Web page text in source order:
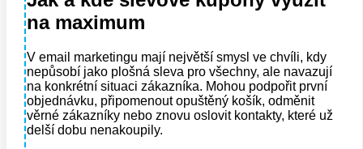
na maximum
V email marketingu mají největší smysl ve chvíli, kdy
nepůsobí jako plošná sleva pro všechny, ale navazují
na konkrétní situaci zákazníka. Mohou podpořit první
objednávku, připomenout opuštěný košík, odměnit
věrné zákazníky nebo znovu oslovit kontakty, které už
delší dobu nenakoupily.